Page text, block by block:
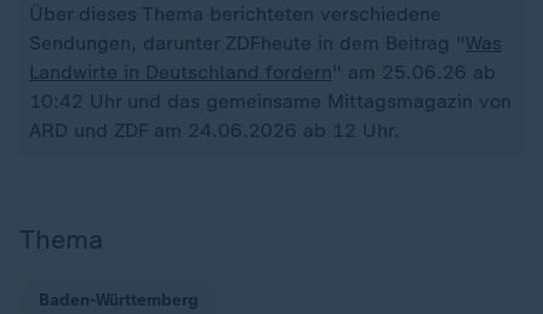
Über dieses Thema berichteten verschiedene
Sendungen, darunter ZDFheute in dem Beitrag "Was
Landwirte in Deutschland fordern" am 25.06.26 ab
10:42 Uhr und das gemeinsame Mittagsmagazin von
ARD und ZDF am 24.06.2026 ab 12 Uhr.
Thema
Baden-Württemberg